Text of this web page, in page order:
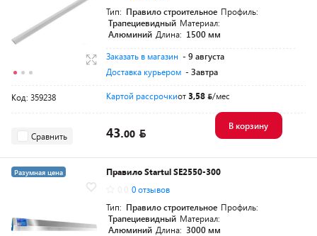
Тип: Правило строительное Профиль:
Трапециевидный Материал:
Алюминий Длина: 1500 мм
Заказать в магазин - 9 августа
Доставка курьером - Завтра
Код: 359238 Картой рассрочкиот3,58 /мес
Сравнить 43.00
В корзину
Разумная цена
Правило Startul SE2550-300
0 отзывов
Тип: Правило строительное Профиль:
Трапециевидный Материал:
Алюминий Длина: 3000 мм